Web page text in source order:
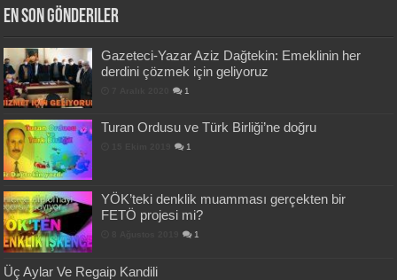
En Son Gönderiler
Gazeteci-Yazar Aziz Dağtekin: Emeklinin her
derdini çözmek için geliyoruz
1
Turan Ordusu ve Türk Birliği’ne doğru
1
YÖK’teki denklik muamması gerçekten bir
FETÖ projesi mi?
1
Üç Aylar Ve Regaip Kandili